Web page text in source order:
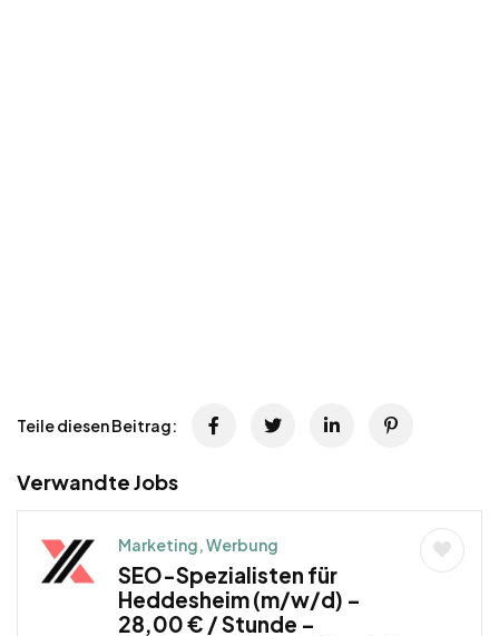
Teile diesen Beitrag:
Verwandte Jobs
Marketing, Werbung
SEO-Spezialisten für
Heddesheim (m/w/d) –
28,00 € / Stunde –